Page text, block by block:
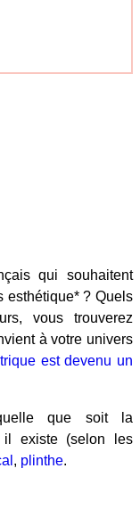
qui souhaitent
esthétique* ? Quels
vous trouverez
à votre univers
est devenu un
que soit la
il existe (selon les
, plinthe.